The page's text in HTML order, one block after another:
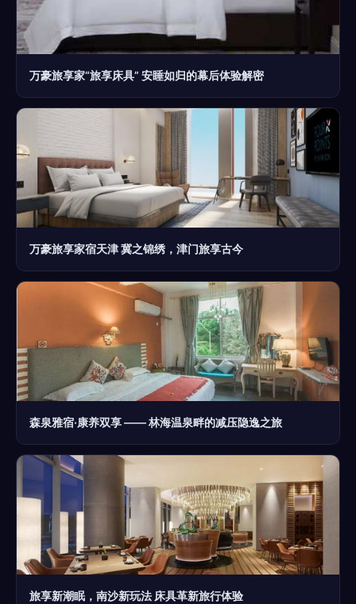
万豪旅享家“旅享床具” 安睡如归的幕后体验解密
万豪旅享家宿天津 冀之锦绣，津门旅享古今
森泉雅宿·康养双享 —— 林海温泉畔的减压隐逸之旅
旅享新潮眠，南沙新玩法 床具革新旅行体验